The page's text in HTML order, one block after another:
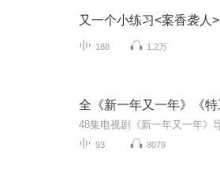
又一个小练习<案香袭人>
188 1.2万
93 8079